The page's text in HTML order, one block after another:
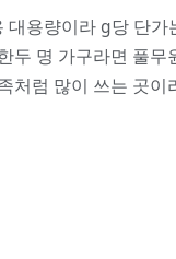
용량이라 g당 단
두 명 가구라면 풀
처럼 많이 쓰는 곳이